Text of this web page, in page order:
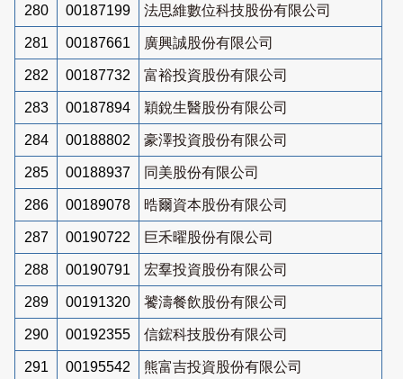
280 00187199 法思維數位科技股份有限公司
281 00187661 廣興誠股份有限公司
282 00187732 富裕投資股份有限公司
283 00187894 穎銳生醫股份有限公司
284 00188802 豪澤投資股份有限公司
285 00188937 同美股份有限公司
286 00189078 晧爾資本股份有限公司
287 00190722 巨禾曜股份有限公司
288 00190791 宏羣投資股份有限公司
289 00191320 饕濤餐飲股份有限公司
290 00192355 信鋐科技股份有限公司
291 00195542 熊富吉投資股份有限公司